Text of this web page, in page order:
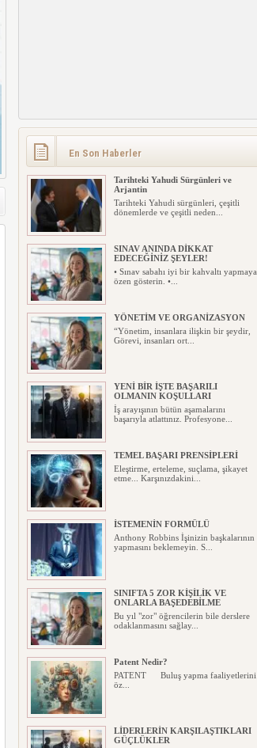
En Son Haberler
Tarihteki Yahudi Sürgünleri ve
Arjantin
Tarihteki Yahudi sürgünleri, çeşitli
dönemlerde ve çeşitli neden...
SINAV ANINDA DİKKAT
EDECEĞİNİZ ŞEYLER!
• Sınav sabahı iyi bir kahvaltı yapmaya
özen gösterin. •...
YÖNETİM VE ORGANİZASYON
“Yönetim, insanlara ilişkin bir şeydir,
Görevi, insanları ort...
YENİ BİR İŞTE BAŞARILI
OLMANIN KOŞULLARI
İş arayışının bütün aşamalarını
başarıyla atlattınız. Profesyone...
TEMEL BAŞARI PRENSİPLERİ
Eleştirme, erteleme, suçlama, şikayet
etme... Karşınızdakini...
İSTEMENİN FORMÜLÜ
Anthony Robbins İşinizin başkalarının
yapmasını beklemeyin. S...
SINIFTA 5 ZOR KİŞİLİK VE
ONLARLA BAŞEDEBİLME
Bu yıl "zor" öğrencilerin bile derslere
odaklanmasını sağlay...
Patent Nedir?
PATENT Buluş yapma faaliyetlerini
öz...
LİDERLERİN KARŞILAŞTIKLARI
GÜÇLÜKLER